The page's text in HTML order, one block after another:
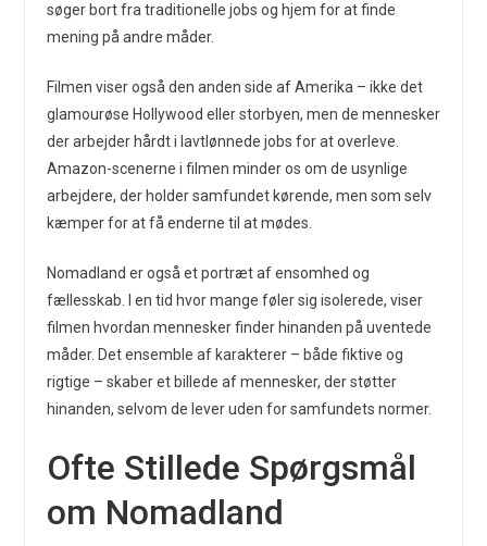
søger bort fra traditionelle jobs og hjem for at finde
mening på andre måder.
Filmen viser også den anden side af Amerika – ikke det
glamourøse Hollywood eller storbyen, men de mennesker
der arbejder hårdt i lavtlønnede jobs for at overleve.
Amazon-scenerne i filmen minder os om de usynlige
arbejdere, der holder samfundet kørende, men som selv
kæmper for at få enderne til at mødes.
Nomadland er også et portræt af ensomhed og
fællesskab. I en tid hvor mange føler sig isolerede, viser
filmen hvordan mennesker finder hinanden på uventede
måder. Det ensemble af karakterer – både fiktive og
rigtige – skaber et billede af mennesker, der støtter
hinanden, selvom de lever uden for samfundets normer.
Ofte Stillede Spørgsmål
om Nomadland